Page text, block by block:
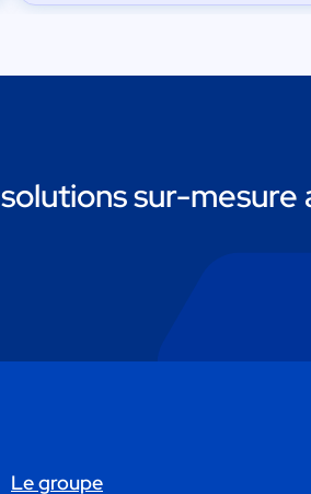
sur-mesure
Le groupe